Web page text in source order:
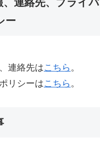
ー
連絡先はこちら 。
リシーはこちら 。